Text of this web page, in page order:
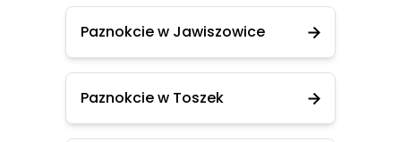
Paznokcie w Jawiszowice
Paznokcie w Toszek